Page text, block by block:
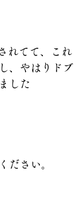
れてて、これ
、やはりドブ
した
ださい。